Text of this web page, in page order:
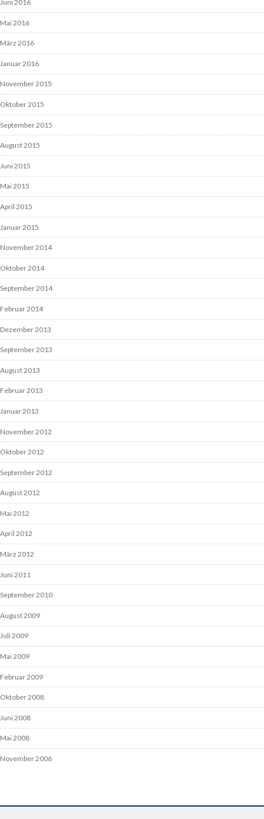
Juni 2016
Mai 2016
März 2016
Januar 2016
November 2015
Oktober 2015
September 2015
August 2015
Juni 2015
Mai 2015
April 2015
Januar 2015
November 2014
Oktober 2014
September 2014
Februar 2014
Dezember 2013
September 2013
August 2013
Februar 2013
Januar 2013
November 2012
Oktober 2012
September 2012
August 2012
Mai 2012
April 2012
März 2012
Juni 2011
September 2010
August 2009
Juli 2009
Mai 2009
Februar 2009
Oktober 2008
Juni 2008
Mai 2008
November 2006